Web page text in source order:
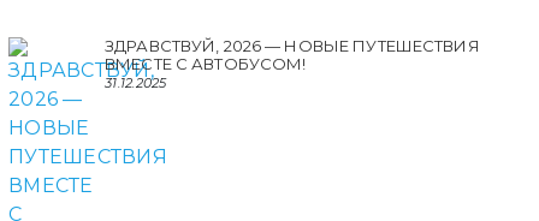
ЗДРАВСТВУЙ, 2026 — НОВЫЕ ПУТЕШЕСТВИЯ
ВМЕСТЕ С АВТОБУСОМ!
31.12.2025